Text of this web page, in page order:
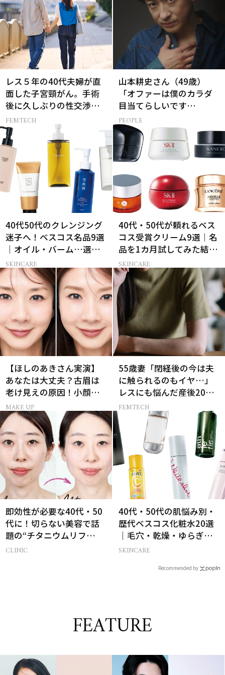
レス５年の40代夫婦が直
面した子宮頸がん。手術
後に久しぶりの性交渉を
試しみたら…
FEMTECH
山本耕史さん（49歳）
「オファーは僕のカラダ
目当てらしいです
（笑）」全編英語ミュー
ジカルへの挑戦
PEOPLE
40代50代のクレンジング
迷子へ！ベスコス名品9選
｜オイル・バーム…選び
方の正解は？
SKINCARE
40代・50代が頼れるベス
コス受賞クリーム9選｜名
品を1カ月試してみた結果
は？
SKINCARE
【ほしのあきさん実演】
あなたは大丈夫？古眉は
老け見えの原因！小顔と
目元パッチリを叶える美
眉術
MAKE UP
55歳妻「閉経後の今は夫
に触られるのもイヤ…」
レスにも悩んだ産後20年
の葛藤
FEMTECH
即効性が必要な40代・50
代に！切らない美容で話
題の“チタニウムリフ
ト”でフェイスラインに自
CLINIC
40代・50代の肌悩み別・
歴代ベスコス化粧水20選
｜毛穴・乾燥・ゆらぎな
ど
SKINCARE
Recommended by
FEATURE